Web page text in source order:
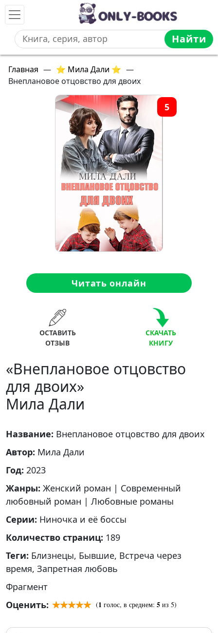
Найти
Главная — ⭐ Мила Дали ⭐ —
Внеплановое отцовство для двоих
5
Читать онлайн
ОСТАВИТЬ
ОТЗЫВ
СКАЧАТЬ
КНИГУ
«Внеплановое отцовство
для двоих»
Мила Дали
Название: Внеплановое отцовство для двоих
Автор: Мила Дали
Год: 2023
Жанры: Женский роман | Современный
любовный роман | Любовные романы
Серии: Ниночка и её боссы
Количество страниц: 189
Теги: Близнецы, Бывшие, Встреча через
время, Запретная любовь
Фрагмент
Оценить:
(1 голос, в среднем: 5 из 5)